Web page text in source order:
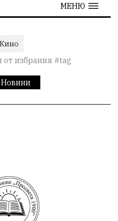
МЕНЮ
от избрания #tag
Новини